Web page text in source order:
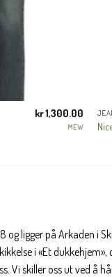
kr1,300.00
MEW
og ligger på Arkaden i
i «Et
Vi skiller oss ut ved å